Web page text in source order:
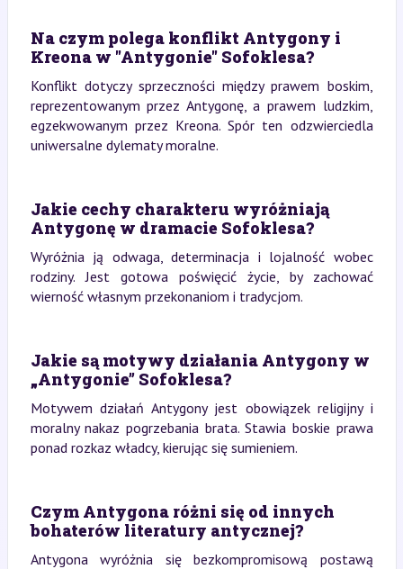
Na czym polega konflikt Antygony i
Kreona w "Antygonie" Sofoklesa?
Konflikt dotyczy sprzeczności między prawem boskim,
reprezentowanym przez Antygonę, a prawem ludzkim,
egzekwowanym przez Kreona. Spór ten odzwierciedla
uniwersalne dylematy moralne.
Jakie cechy charakteru wyróżniają
Antygonę w dramacie Sofoklesa?
Wyróżnia ją odwaga, determinacja i lojalność wobec
rodziny. Jest gotowa poświęcić życie, by zachować
wierność własnym przekonaniom i tradycjom.
Jakie są motywy działania Antygony w
„Antygonie” Sofoklesa?
Motywem działań Antygony jest obowiązek religijny i
moralny nakaz pogrzebania brata. Stawia boskie prawa
ponad rozkaz władcy, kierując się sumieniem.
Czym Antygona różni się od innych
bohaterów literatury antycznej?
Antygona wyróżnia się bezkompromisową postawą